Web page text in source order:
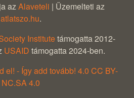
azAlaveteli | Üzemelteti az
atlatszo.hu.
Institutetámogatta 2012-
USAID támogatta 2024-ben.
el! - Így add tovább! 4.0 CC BY-
NC.SA 4.0